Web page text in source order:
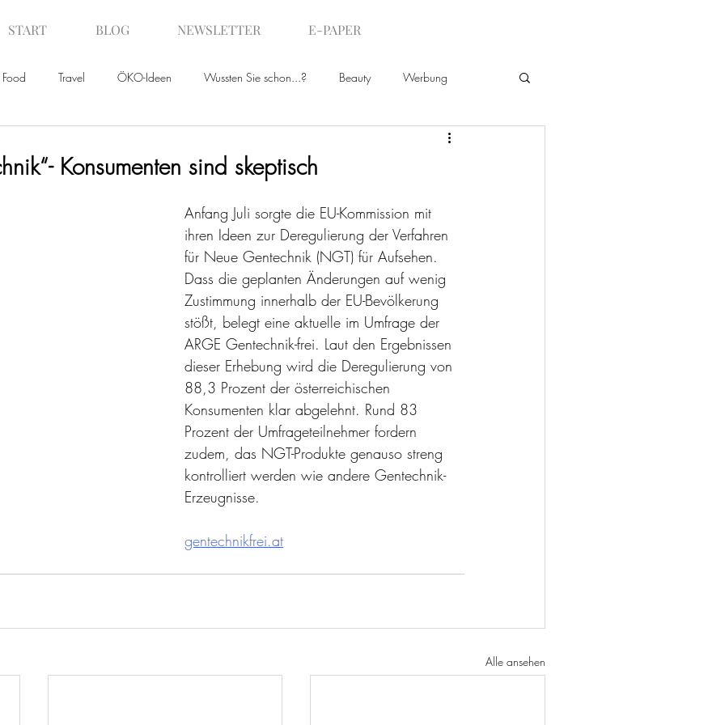
START BLOG NEWSLETTER E-PAPER
Food Travel ÖKO-Ideen Wussten Sie schon...? Beauty Werbung
Konsumenten sind skeptisch
Anfang Juli sorgte die EU-Kommission mit
ihren Ideen zur Deregulierung der Verfahren
für Neue Gentechnik (NGT) für Aufsehen.
Dass die geplanten Änderungen auf wenig
Zustimmung innerhalb der EU-Bevölkerung
stößt, belegt eine aktuelle im Umfrage der
ARGE Gentechnik-frei. Laut den Ergebnissen
dieser Erhebung wird die Deregulierung von
88,3 Prozent der österreichischen
Konsumenten klar abgelehnt. Rund 83
Prozent der Umfrageteilnehmer fordern
zudem, das NGT-Produkte genauso streng
kontrolliert werden wie andere Gentechnik-
Erzeugnisse.
gentechnikfrei.at
Alle ansehen